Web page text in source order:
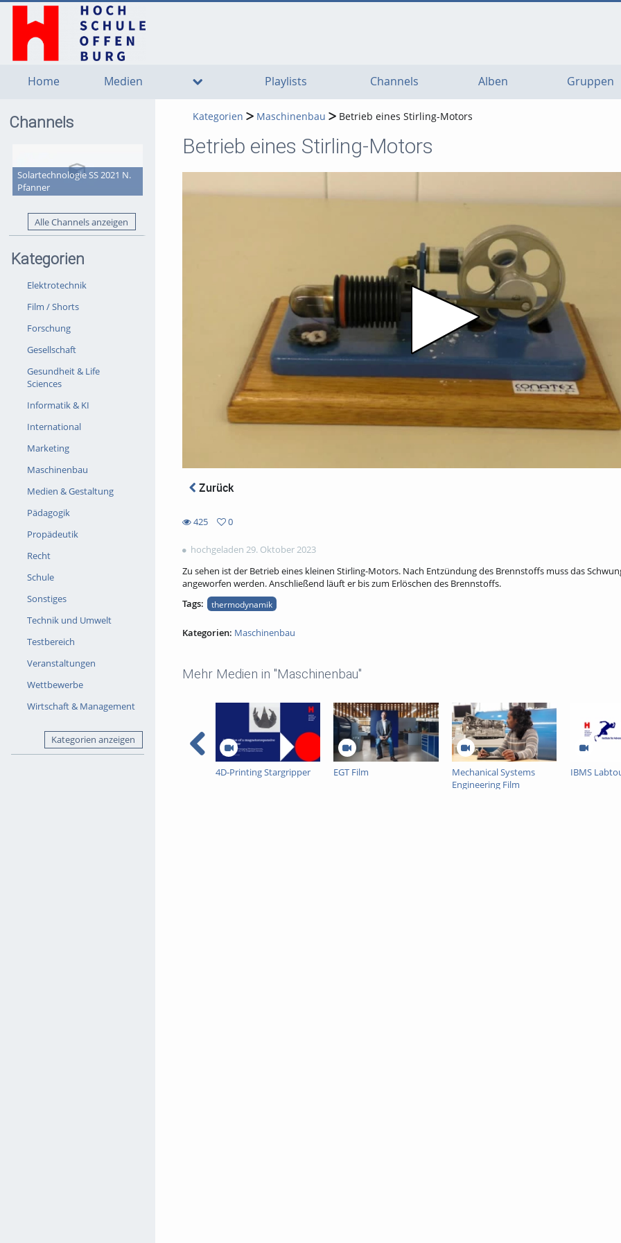
Home Medien Playlists Channels Alben Gruppen
Channels
Solartechnologie SS 2021 N.
Pfanner
Alle Channels anzeigen
Kategorien
Elektrotechnik
Film / Shorts
Forschung
Gesellschaft
Gesundheit & Life
Sciences
Informatik & KI
International
Marketing
Maschinenbau
Medien & Gestaltung
Pädagogik
Propädeutik
Recht
Schule
Sonstiges
Technik und Umwelt
Testbereich
Veranstaltungen
Wettbewerbe
Wirtschaft & Management
Kategorien anzeigen
Kategorien Maschinenbau Betrieb eines Stirling-Motors
Betrieb eines Stirling-Motors
Video abspielen
Zurück
425
views
0
favorites
hochgeladen 29. Oktober 2023
Zu sehen ist der Betrieb eines kleinen Stirling-Motors. Nach Entzündung des Brennstoffs muss das
angeworfen werden. Anschließend läuft er bis zum Erlöschen des Brennstoffs.
Tags:
thermodynamik
Kategorien: Maschinenbau
Mehr Medien in "Maschinenbau"
4D-Printing Stargripper EGT Film
Mechanical Systems
Engineering Film
IBMS